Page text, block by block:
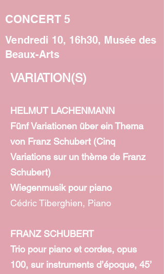
CONCERT 5
Vendredi 10, 16h30, Musée des
Beaux-Arts
VARIATION(S)
HELMUT LACHENMANN
Fünf Variationen über ein Thema
von Franz Schubert (Cinq
Variations sur un thème de Franz
Schubert)
Wiegenmusik pour piano
Cédric Tiberghien, Piano
FRANZ SCHUBERT
Trio pour piano et cordes, opus
100, sur instruments d’époque, 45’